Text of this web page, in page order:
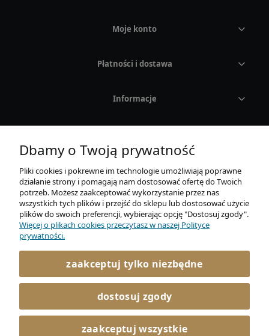
Moje konto
Płatności i dostawa
Informacje
AURUM Sp. z o. o.
86-300 Grudziądz
722 045 366
instagram
Dbamy o Twoją prywatność
Pliki cookies i pokrewne im technologie umożliwiają poprawne
działanie strony i pomagają nam dostosować ofertę do Twoich
potrzeb. Możesz zaakceptować wykorzystanie przez nas
wszystkich tych plików i przejść do sklepu lub dostosować użycie
plików do swoich preferencji, wybierając opcję "Dostosuj zgody".
Więcej o plikach cookies przeczytasz w naszej Polityce
prywatności.
zaakceptuj tylko niezbędne
dostosuj zgody
zaakceptuj wszystkie